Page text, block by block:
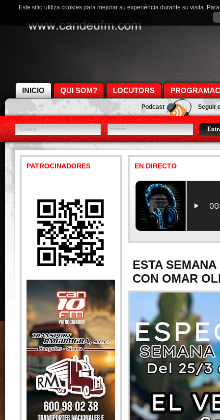
INICIO QUI SOM? LOCUTORS
Podcast Seguir
PATROCINADORES EN DIRECTO
ESTA
CON OMAR
Este sitio utiliza cookies para mejorar su experiéncia durante su visita.